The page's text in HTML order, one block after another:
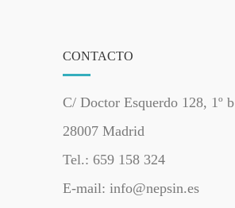
CONTACTO
C/ Doctor Esquerdo 128, 1º b
28007 Madrid
Tel.: 659 158 324
E-mail: info@nepsin.es